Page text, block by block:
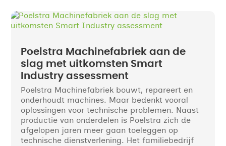
Poelstra Machinefabriek aan de
slag met uitkomsten Smart
Industry assessment
Poelstra Machinefabriek bouwt, repareert en
onderhoudt machines. Maar bedenkt vooral
oplossingen voor technische problemen. Naast
productie van onderdelen is Poelstra zich de
afgelopen jaren meer gaan toeleggen op
technische dienstverlening. Het familiebedrijf